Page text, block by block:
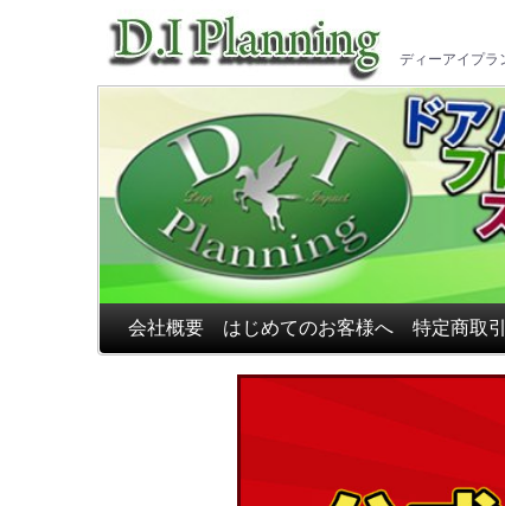
ディーアイプラ
会社概要 はじめてのお客様へ 特定商取